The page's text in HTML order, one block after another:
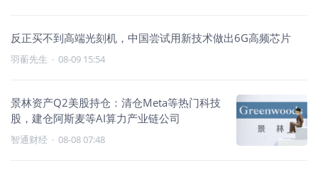
反正买不到高端光刻机，中国尝试用新技术做出6G高频芯片
羽蘅先生 · 08-09 15:54
景林资产Q2美股持仓：清仓Meta等热门科技
股，建仓阿斯麦等AI算力产业链公司
智通财经 · 08-08 07:48